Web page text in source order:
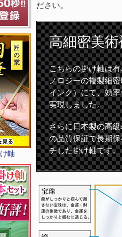
軸
ださい。
高細密美術
こちらの掛け軸は
ノロジーの複製細
インク）にて、効
実現しました。
さらに日本製の高
の品質保証で長期
チした掛け軸です。